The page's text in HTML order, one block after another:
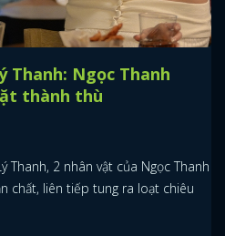
Thanh: Ngọc Thanh
thành thù
Thanh, 2 nhân vật của Ngọc Thanh
chất, liên tiếp tung ra loạt chiêu